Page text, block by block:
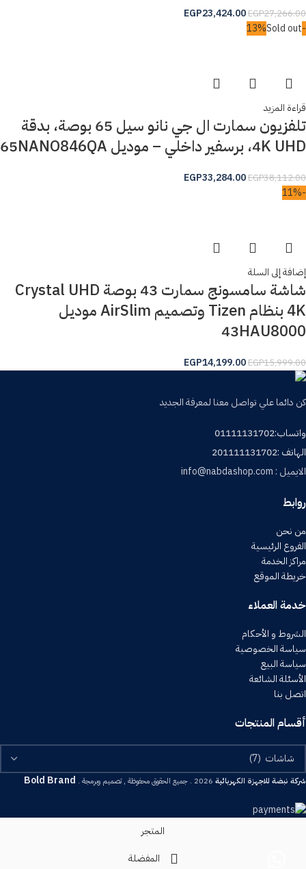
EGP27,266.00
EGP23,424.00
-13%
Sold out
قراءة المزيد
تلفزيون سمارت ال جي نانو سيل 65 بوصة، بدقة
4K UHD، برسفير داخلي – موديل 65NANO846QA
EGP38,112.00
EGP33,284.00
-11%
إضافة إلى السلة
شاشة سامسونج سمارت 43 بوصة Crystal UHD
4K بنظام Tizen وتصميم AirSlim موديل
43HAU8000
EGP15,999.00
EGP14,199.00
كن دائما علي تواصل معنا لمعرفة الجديد
واتساب:01111131702
الهاتف :201111131702
الايميل : info@nabdashop.com
روابط
من نحن
الفروع الرئيسية
مراكز الخدمة
خريطة الموقع
خدمة العملاء
الشروط و الأحكام
سياسة الخصوصية
سياسة البيع
الأسئلة الشائعة
اتصل بنا
أقسام المنتجات
شركة نبضة للاجهزة الكهربائية 2026 . جميع الحقوق محفوظة , تصميم وبرمجة . Bold Brand
المتجر
المفضلة